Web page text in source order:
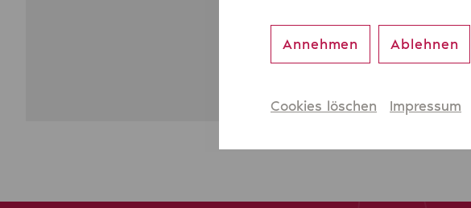
Annehmen Ablehnen
Cookies löschen Impressum